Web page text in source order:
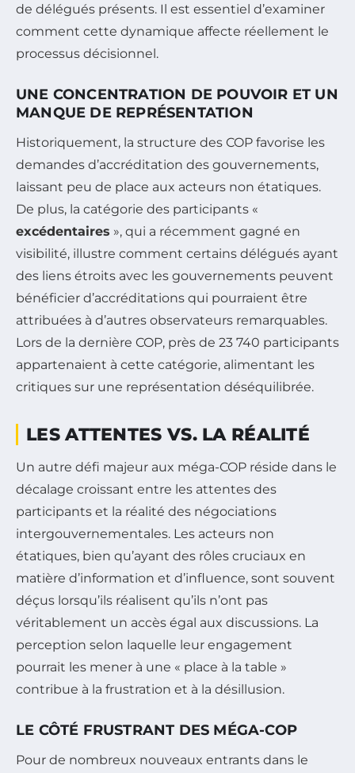
de délégués présents. Il est essentiel d’examiner
comment cette dynamique affecte réellement le
processus décisionnel.
UNE CONCENTRATION DE POUVOIR ET UN
MANQUE DE REPRÉSENTATION
Historiquement, la structure des COP favorise les
demandes d’accréditation des gouvernements,
laissant peu de place aux acteurs non étatiques.
De plus, la catégorie des participants «
excédentaires », qui a récemment gagné en
visibilité, illustre comment certains délégués ayant
des liens étroits avec les gouvernements peuvent
bénéficier d’accréditations qui pourraient être
attribuées à d’autres observateurs remarquables.
Lors de la dernière COP, près de 23 740 participants
appartenaient à cette catégorie, alimentant les
critiques sur une représentation déséquilibrée.
LES ATTENTES VS. LA RÉALITÉ
Un autre défi majeur aux méga-COP réside dans le
décalage croissant entre les attentes des
participants et la réalité des négociations
intergouvernementales. Les acteurs non
étatiques, bien qu’ayant des rôles cruciaux en
matière d’information et d’influence, sont souvent
déçus lorsqu’ils réalisent qu’ils n’ont pas
véritablement un accès égal aux discussions. La
perception selon laquelle leur engagement
pourrait les mener à une « place à la table »
contribue à la frustration et à la désillusion.
LE CÔTÉ FRUSTRANT DES MÉGA-COP
Pour de nombreux nouveaux entrants dans le